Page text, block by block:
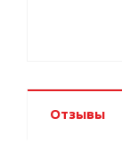
Отзывы